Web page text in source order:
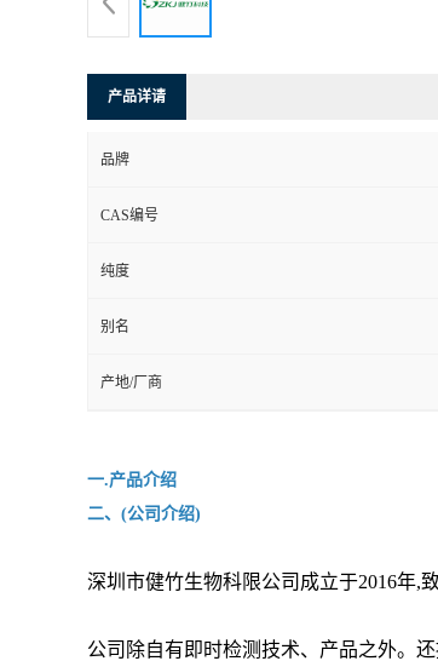
产品详请
品牌
CAS编号
纯度
别名
产地/厂商
一.产品介绍
二、(公司介绍)
深圳市健竹生物科限公司成立于2016年,
公司除自有即时检测技术、产品之外。